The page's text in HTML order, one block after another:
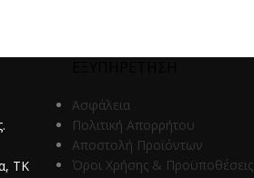
ΤΚ
Ασφάλεια
Πολιτική Απορρήτου
Αποστολή Προϊόντων
Όροι Χρήσης & Προϋποθέσεις